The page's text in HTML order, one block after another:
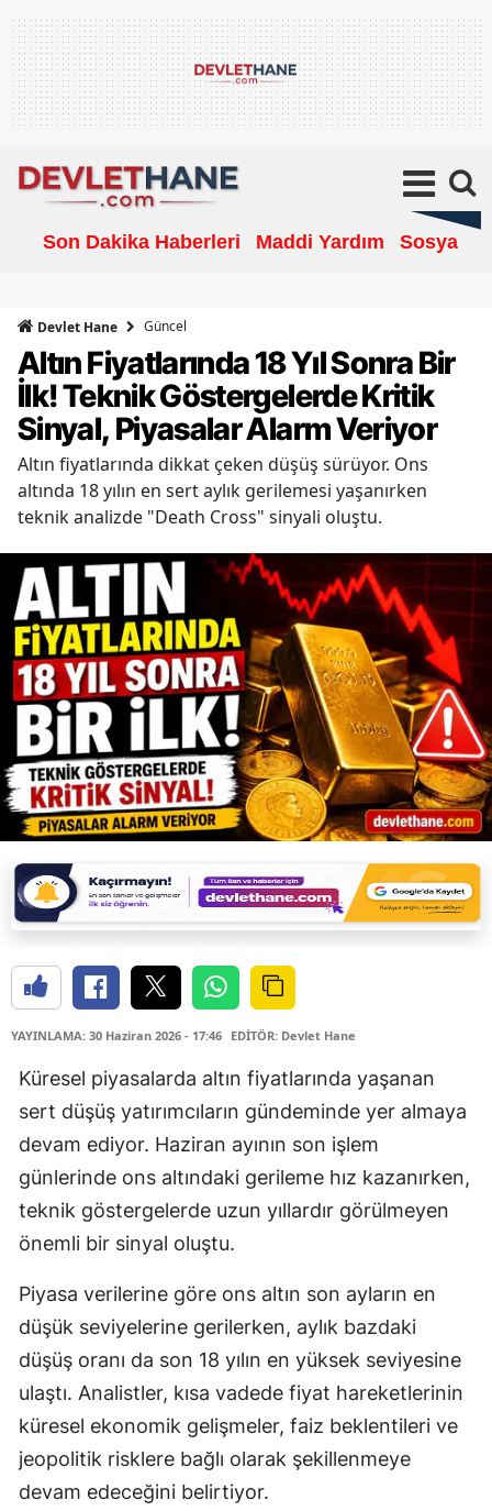
Son Dakika Haberleri Maddi Yardım Sosyal
Devlet Hane Güncel
Altın Fiyatlarında 18 Yıl Sonra Bir
İlk! Teknik Göstergelerde Kritik
Sinyal, Piyasalar Alarm Veriyor
Altın fiyatlarında dikkat çeken düşüş sürüyor. Ons
altında 18 yılın en sert aylık gerilemesi yaşanırken
teknik analizde "Death Cross" sinyali oluştu.
YAYINLAMA: 30 Haziran 2026 - 17:46 EDİTÖR: Devlet Hane
Küresel piyasalarda altın fiyatlarında yaşanan
sert düşüş yatırımcıların gündeminde yer almaya
devam ediyor. Haziran ayının son işlem
günlerinde ons altındaki gerileme hız kazanırken,
teknik göstergelerde uzun yıllardır görülmeyen
önemli bir sinyal oluştu.
Piyasa verilerine göre ons altın son ayların en
düşük seviyelerine gerilerken, aylık bazdaki
düşüş oranı da son 18 yılın en yüksek seviyesine
ulaştı. Analistler, kısa vadede fiyat hareketlerinin
küresel ekonomik gelişmeler, faiz beklentileri ve
jeopolitik risklere bağlı olarak şekillenmeye
devam edeceğini belirtiyor.